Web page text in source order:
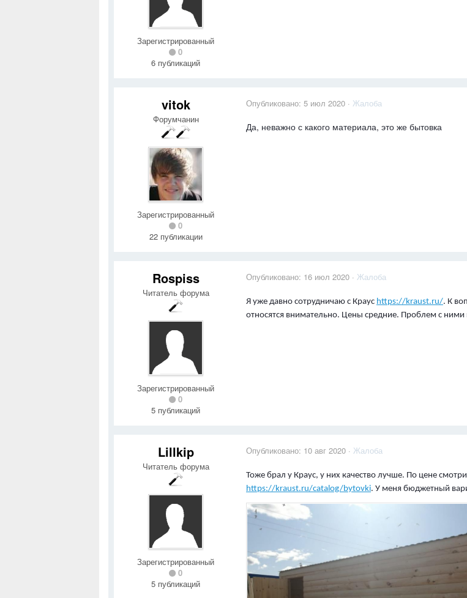
Зарегистрированный
0
6 публикаций
vitok
Форумчанин
Зарегистрированный
0
22 публикации
Опубликовано: 5 июл 2020 · Жалоба
Да, неважно с какого материала, это же бытовка
Rospiss
Читатель форума
Зарегистрированный
0
5 публикаций
Опубликовано: 16 июл 2020 · Жалоба
Я уже давно сотрудничаю с Краус https://kraust.ru/. К
относятся внимательно. Цены средние. Проблем с ними
Lillkip
Читатель форума
Зарегистрированный
0
5 публикаций
Опубликовано: 10 авг 2020 · Жалоба
Тоже брал у Краус, у них качество лучше. По цене
https://kraust.ru/catalog/bytovki. У меня бюджетный